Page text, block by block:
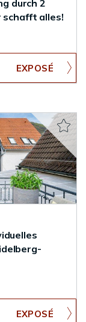
durch 2
schafft alles!